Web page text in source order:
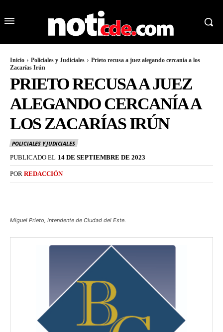
Inicio Policiales y Judiciales
Prieto recusa a juez alegando cercanía a los
Zacarías Irún
PRIETO RECUSA A JUEZ
ALEGANDO CERCANÍA A
LOS ZACARÍAS IRÚN
POLICIALES Y JUDICIALES
PUBLICADO EL 14 DE SEPTIEMBRE DE 2023
POR REDACCIÓN
Miguel Prieto, intendente de Ciudad del Este.